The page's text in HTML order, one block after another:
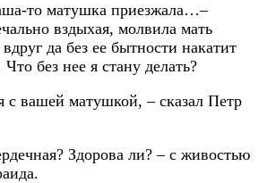
то матушка приезжала…–
вздыхая, молвила мать
да без ее бытности накатит
без нее я стану делать?
с вашей матушкой, – сказал Петр
Здорова ли? – с живостью